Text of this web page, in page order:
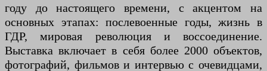
году до настоящего времени, с акцентом на
основных этапах: послевоенные годы, жизнь в
ГДР, мировая революция и воссоединение.
Выставка включает в себя более 2000 объектов,
фотографий, фильмов и интервью с очевидцами,